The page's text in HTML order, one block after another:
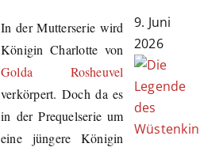
In der Mutterserie wird
Königin Charlotte von
Golda Rosheuvel
verkörpert. Doch da es
in der Prequelserie um
eine jüngere Königin
9. Juni
2026